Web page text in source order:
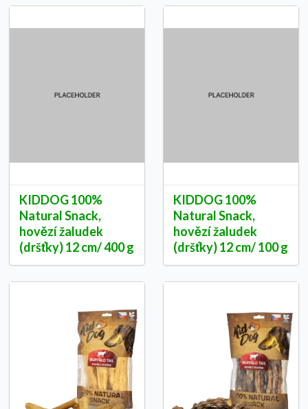
KIDDOG 100%
Natural Snack,
hovězí žaludek
(dršťky) 12 cm/ 400 g
KIDDOG 100%
Natural Snack,
hovězí žaludek
(dršťky) 12 cm/ 100 g